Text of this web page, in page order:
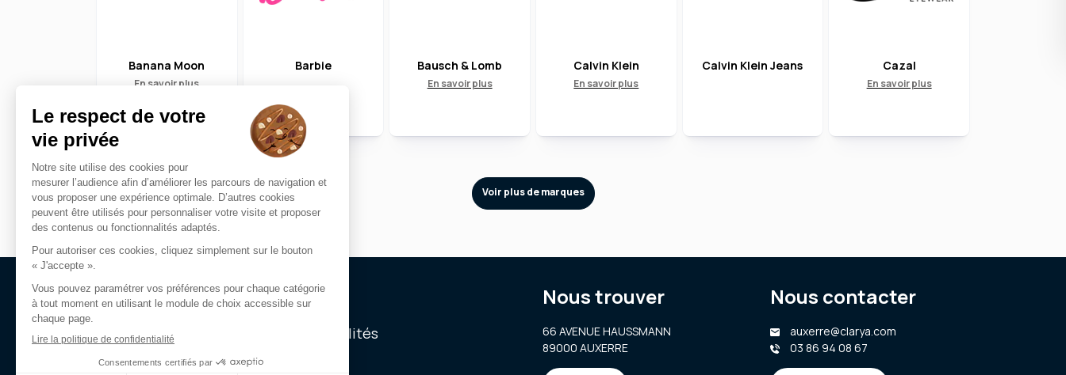
Banana Moon
En savoir plus
Barbie Bausch & Lomb
En savoir plus
Calvin Klein
En savoir plus
Calvin Klein Jeans Cazal
En savoir plus
Voir plus de marques
CLARYA
Notre magasin Actualités
Nous trouver
66 AVENUE HAUSSMANN
89000 AUXERRE
Nous contacter
auxerre@clarya.com
03 86 94 08 67